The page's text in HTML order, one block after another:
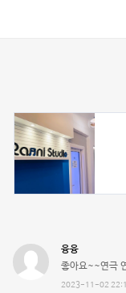
융융
좋아요~~연극
2023-11-02